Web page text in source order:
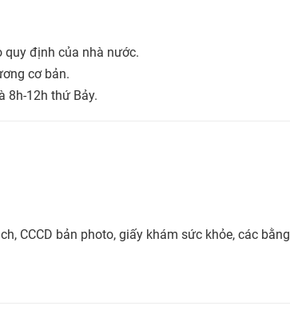
quy định của nhà nước.
cơ bản.
8h-12h thứ Bảy.
CCCD bản photo, giấy khám sức khỏe, các bằng